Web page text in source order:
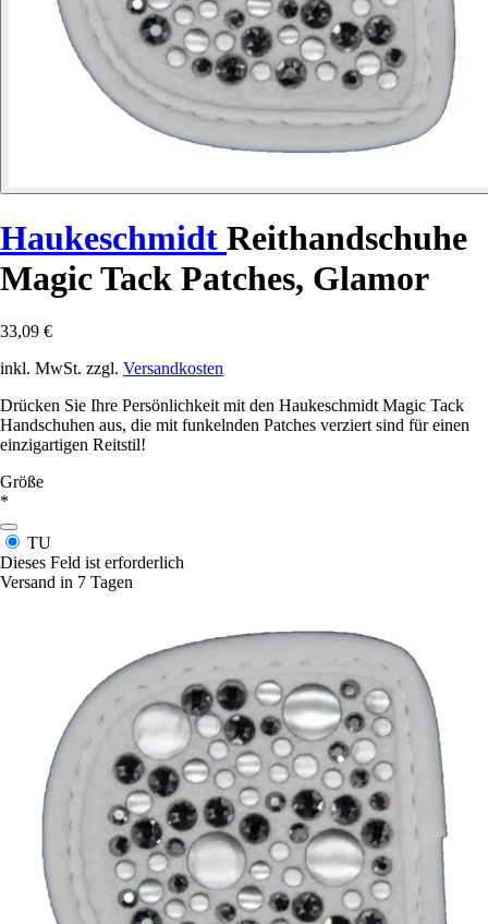
Haukeschmidt Reithandschuhe
Magic Tack Patches, Glamor
33,09 €
inkl. MwSt. zzgl. Versandkosten
Drücken Sie Ihre Persönlichkeit mit den Haukeschmidt Magic Tack
Handschuhen aus, die mit funkelnden Patches verziert sind für einen
einzigartigen Reitstil!
Größe
*
TU
Dieses Feld ist erforderlich
Versand in 7 Tagen